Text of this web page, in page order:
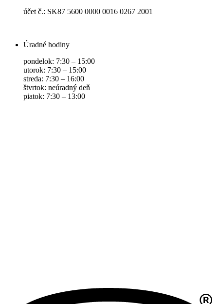
účet č.: SK87 5600 0000 0016 0267 2001
Úradné hodiny
pondelok: 7:30 – 15:00
utorok: 7:30 – 15:00
streda: 7:30 – 16:00
štvrtok: neúradný deň
piatok: 7:30 – 13:00